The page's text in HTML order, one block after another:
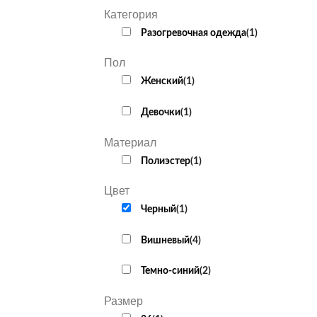
Категория
Разогревочная одежда(1)
Пол
Женский(1)
Девочки(1)
Материал
Полиэстер(1)
Цвет
Черный(1)
Вишневый(4)
Темно-синий(2)
Размер